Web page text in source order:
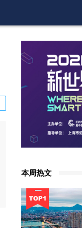
本周热文